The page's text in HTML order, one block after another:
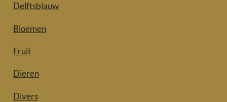
Delftsblauw
Bloemen
Fruit
Dieren
Divers